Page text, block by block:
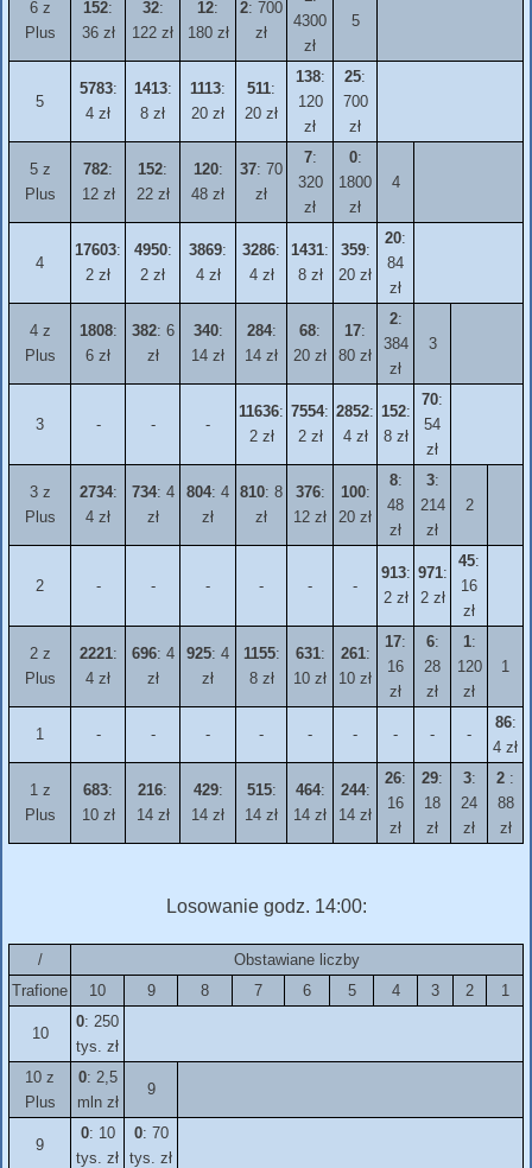
6 z
Plus
152:
36 zł
32:
122 zł
12:
180 zł
2: 700
zł
4300
zł
5
5
5783:
4 zł
1413:
8 zł
1113:
20 zł
511:
20 zł
138:
120
zł
25:
700
zł
5 z
Plus
782:
12 zł
152:
22 zł
120:
48 zł
37: 70
zł
7:
320
zł
0:
1800
zł
4
4
17603:
2 zł
4950:
2 zł
3869:
4 zł
3286:
4 zł
1431:
8 zł
359:
20 zł
20:
84
zł
4 z
Plus
1808:
6 zł
382: 6
zł
340:
14 zł
284:
14 zł
68:
20 zł
17:
80 zł
2:
384
zł
3
3 - - -
11636:
2 zł
7554:
2 zł
2852:
4 zł
152:
8 zł
70:
54
zł
3 z
Plus
2734:
4 zł
734: 4
zł
804: 4
zł
810: 8
zł
376:
12 zł
100:
20 zł
8:
48
zł
3:
214
zł
2
2 - - - - - -
913:
2 zł
971:
2 zł
45:
16
zł
2 z
Plus
2221:
4 zł
696: 4
zł
925: 4
zł
1155:
8 zł
631:
10 zł
261:
10 zł
17:
16
zł
6:
28
zł
1:
120
zł
1
1 - - - - - - - - -
86:
4 zł
1 z
Plus
683:
10 zł
216:
14 zł
429:
14 zł
515:
14 zł
464:
14 zł
244:
14 zł
26:
16
zł
29:
18
zł
3:
24
zł
2 :
88
zł
Losowanie godz. 14:00:
/
Obstawiane liczby
Trafione
10 9 8 7 6 5 4 3 2 1
10
0: 250
tys. zł
10 z
Plus
0: 2,5
mln zł
9
9
0: 10
tys. zł
0: 70
tys. zł